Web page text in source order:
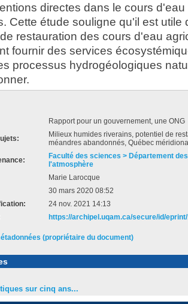
directes dans le cours
Cette étude souligne qu'il est utile
restauration des cours d'eau
fournir des services
processus hydrogéologiques
Rapport pour un gouvernement, une ONG
Milieux humides riverains, potentiel de
méandres abandonnés, Québec
Faculté des sciences > Département
l'atmosphère
Marie Larocque
30 mars 2020 08:52
24 nov. 2021 14:13
https://archipel.uqam.ca/secure/id/
(propriétaire du document)
sur cinq ans...